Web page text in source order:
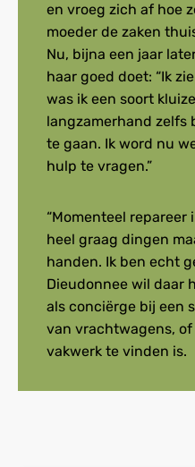
en vroeg zich af hoe
moeder de zaken
Nu, bijna een jaar
haar goed doet: “Ik
was ik een soort
langzamerhand zelfs
te gaan. Ik word nu
hulp te vragen.”
“Momenteel repareer
heel graag dingen
handen. Ik ben echt
Dieudonnee wil daar
als conciërge bij een
van vrachtwagens,
vakwerk te vinden is.